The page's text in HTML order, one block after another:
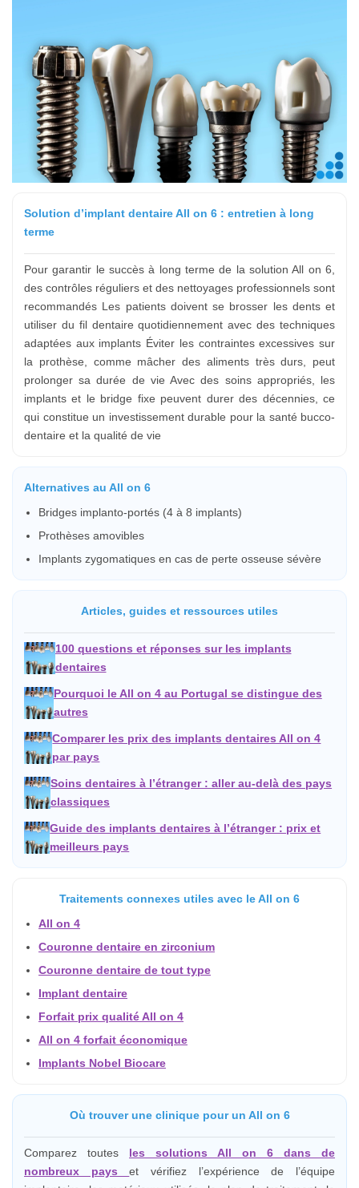
Solution d’implant dentaire All on 6 : entretien à long
terme
Pour garantir le succès à long terme de la solution All on 6,
des contrôles réguliers et des nettoyages professionnels sont
recommandés Les patients doivent se brosser les dents et
utiliser du fil dentaire quotidiennement avec des techniques
adaptées aux implants Éviter les contraintes excessives sur
la prothèse, comme mâcher des aliments très durs, peut
prolonger sa durée de vie Avec des soins appropriés, les
implants et le bridge fixe peuvent durer des décennies, ce
qui constitue un investissement durable pour la santé bucco-
dentaire et la qualité de vie
Alternatives au All on 6
Bridges implanto-portés (4 à 8 implants)
Prothèses amovibles
Implants zygomatiques en cas de perte osseuse sévère
Articles, guides et ressources utiles
100 questions et réponses sur les implants
dentaires
Pourquoi le All on 4 au Portugal se distingue des
autres
Comparer les prix des implants dentaires All on 4
par pays
Soins dentaires à l’étranger : aller au-delà des pays
classiques
Guide des implants dentaires à l’étranger : prix et
meilleurs pays
Traitements connexes utiles avec le All on 6
All on 4
Couronne dentaire en zirconium
Couronne dentaire de tout type
Implant dentaire
Forfait prix qualité All on 4
All on 4 forfait économique
Implants Nobel Biocare
Où trouver une clinique pour un All on 6
Comparez toutes les solutions All on 6 dans de
nombreux payset vérifiez l’expérience de l’équipe